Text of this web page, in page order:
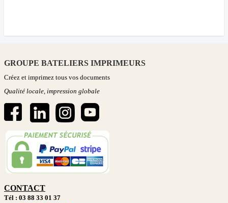
GROUPE BATELIERS IMPRIMEURS
Créez et imprimez tous vos documents
Qualité locale, impression globale
CONTACT
Tél : 03 88 33 01 37